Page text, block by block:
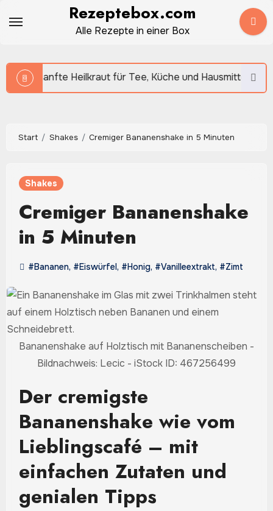
Inhalt
Rezeptebox.com
Alle Rezepte in einer Box
für Tee, Küche und Hausmittel Knoblauch:
Start Shakes Cremiger Bananenshake in 5 Minuten
Shakes
Cremiger Bananenshake
in 5 Minuten
#Bananen, #Eiswürfel, #Honig, #Vanilleextrakt, #Zimt
Bananenshake auf Holztisch mit Bananenscheiben -
Bildnachweis: Lecic - iStock ID: 467256499
Der cremigste
Bananenshake wie vom
Lieblingscafé – mit
einfachen Zutaten und
genialen Tipps